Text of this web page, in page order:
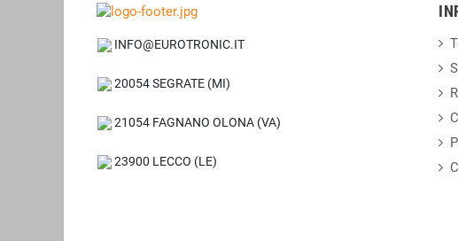
INFO@EUROTRONIC.IT
20054 SEGRATE (MI)
21054 FAGNANO OLONA (VA)
23900 LECCO (LE)